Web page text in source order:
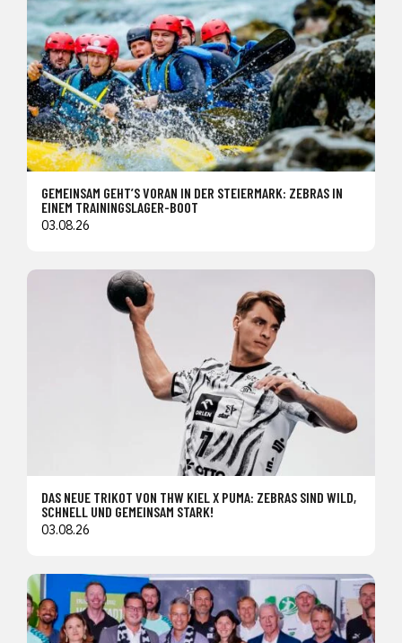
GEMEINSAM GEHT’S VORAN IN DER STEIERMARK: ZEBRAS IN
EINEM TRAININGSLAGER-BOOT
03.08.26
DAS NEUE TRIKOT VON THW KIEL X PUMA: ZEBRAS SIND WILD,
SCHNELL UND GEMEINSAM STARK!
03.08.26